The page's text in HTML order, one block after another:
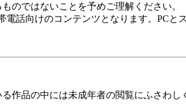
のではないことを予めご理解ください。
話向けのコンテンツとなります。PCと
作品の中には未成年者の閲覧にふさわ